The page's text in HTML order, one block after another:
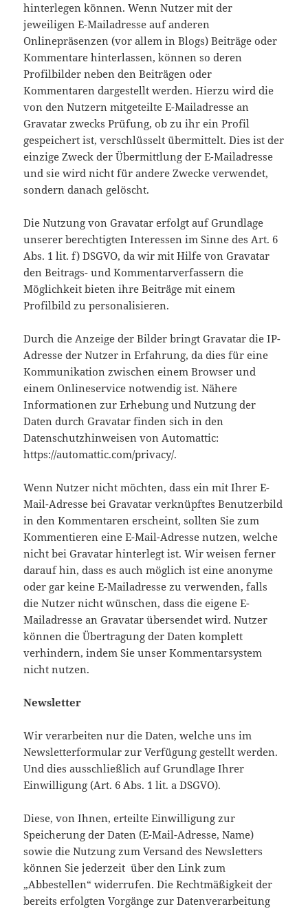
hinterlegen können. Wenn Nutzer mit der
jeweiligen E-Mailadresse auf anderen
Onlinepräsenzen (vor allem in Blogs) Beiträge oder
Kommentare hinterlassen, können so deren
Profilbilder neben den Beiträgen oder
Kommentaren dargestellt werden. Hierzu wird die
von den Nutzern mitgeteilte E-Mailadresse an
Gravatar zwecks Prüfung, ob zu ihr ein Profil
gespeichert ist, verschlüsselt übermittelt. Dies ist der
einzige Zweck der Übermittlung der E-Mailadresse
und sie wird nicht für andere Zwecke verwendet,
sondern danach gelöscht.
Die Nutzung von Gravatar erfolgt auf Grundlage
unserer berechtigten Interessen im Sinne des Art. 6
Abs. 1 lit. f) DSGVO, da wir mit Hilfe von Gravatar
den Beitrags- und Kommentarverfassern die
Möglichkeit bieten ihre Beiträge mit einem
Profilbild zu personalisieren.
Durch die Anzeige der Bilder bringt Gravatar die IP-
Adresse der Nutzer in Erfahrung, da dies für eine
Kommunikation zwischen einem Browser und
einem Onlineservice notwendig ist. Nähere
Informationen zur Erhebung und Nutzung der
Daten durch Gravatar finden sich in den
Datenschutzhinweisen von Automattic:
https://automattic.com/privacy/.
Wenn Nutzer nicht möchten, dass ein mit Ihrer E-
Mail-Adresse bei Gravatar verknüpftes Benutzerbild
in den Kommentaren erscheint, sollten Sie zum
Kommentieren eine E-Mail-Adresse nutzen, welche
nicht bei Gravatar hinterlegt ist. Wir weisen ferner
darauf hin, dass es auch möglich ist eine anonyme
oder gar keine E-Mailadresse zu verwenden, falls
die Nutzer nicht wünschen, dass die eigene E-
Mailadresse an Gravatar übersendet wird. Nutzer
können die Übertragung der Daten komplett
verhindern, indem Sie unser Kommentarsystem
nicht nutzen.
Newsletter
Wir verarbeiten nur die Daten, welche uns im
Newsletterformular zur Verfügung gestellt werden.
Und dies ausschließlich auf Grundlage Ihrer
Einwilligung (Art. 6 Abs. 1 lit. a DSGVO).
Diese, von Ihnen, erteilte Einwilligung zur
Speicherung der Daten (E-Mail-Adresse, Name)
sowie die Nutzung zum Versand des Newsletters
können Sie jederzeit über den Link zum
„Abbestellen“ widerrufen. Die Rechtmäßigkeit der
bereits erfolgten Vorgänge zur Datenverarbeitung